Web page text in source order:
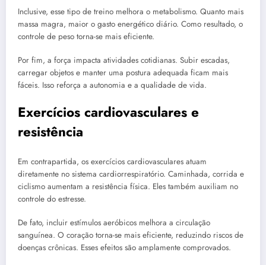
Inclusive, esse tipo de treino melhora o metabolismo. Quanto mais
massa magra, maior o gasto energético diário. Como resultado, o
controle de peso torna-se mais eficiente.
Por fim, a força impacta atividades cotidianas. Subir escadas,
carregar objetos e manter uma postura adequada ficam mais
fáceis. Isso reforça a autonomia e a qualidade de vida.
Exercícios cardiovasculares e
resistência
Em contrapartida, os exercícios cardiovasculares atuam
diretamente no sistema cardiorrespiratório. Caminhada, corrida e
ciclismo aumentam a resistência física. Eles também auxiliam no
controle do estresse.
De fato, incluir estímulos aeróbicos melhora a circulação
sanguínea. O coração torna-se mais eficiente, reduzindo riscos de
doenças crônicas. Esses efeitos são amplamente comprovados.